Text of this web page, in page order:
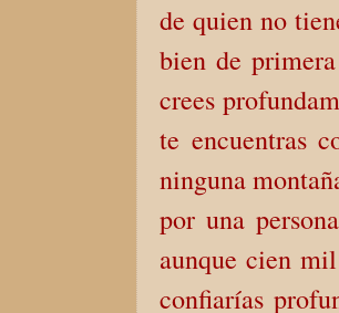
de quien no
bien de
crees
te encuentras
ninguna
por una
aunque cien
confiarías